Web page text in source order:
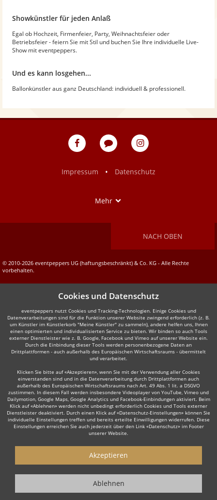
Showkünstler für jeden Anlaß
Egal ob Hochzeit, Firmenfeier, Party, Weihnachtsfeier oder
Betriebsfeier - feiern Sie mit Stil und buchen Sie Ihre individuelle Live-
Show mit eventpeppers.
Und es kann losgehen...
Ballonkünstler aus ganz Deutschland: individuell & professionell.
eventpeppers
Blog
eventpeppers
Impressum
• Datenschutz
Mehr
NACH OBEN
© 2010-2026 eventpeppers UG (haftungsbeschränkt) & Co. KG - Alle Rechte
vorbehalten.
Cookies und Datenschutz
eventpeppers nutzt Cookies und Tracking-Technologien. Einige Cookies und
Datenverarbeitungen sind für die Funktion unserer Website zwingend erforderlich (z. B.
um Künstler im Künstlerkorb "Meine Künstler" zu sammeln), andere helfen uns, Ihnen
einen optimierten und individualisierten Service zu bieten. Wir binden so auch Tools
externer Dienstleister wie z. B. Google, Facebook und Vimeo auf unserer Website ein.
Durch die Einbindung dieser Tools werden personenbezogene Daten an
Drittplattformen - auch außerhalb des Europäischen Wirtschaftsraums - übermittelt
und verarbeitet.
Klicken Sie bitte auf «Akzeptieren», wenn Sie mit der Verwendung aller Cookies
einverstanden sind und in die Datenverarbeitung durch Drittplattformen auch
außerhalb des Europäischen Wirtschaftsraums nach Art. 49 Abs. 1 lit. a DSGVO
zustimmen. In diesem Fall werden insbesondere Videoplayer von YouTube, Vimeo und
Dailymotion, Google Maps, Google Analytics und Facebook-Einbindungen aktiviert. Beim
Klick auf «Ablehnen» werden nicht unbedingt erforderlich Cookies und Tools externer
Dienstleister deaktiviert. Durch einen Klick auf «Datenschutz-Einstellungen» können Sie
individuelle Einstellungen treffen und bereits erteilte Einwilligungen widerrufen. Diese
Einstellungen erreichen Sie auch jederzeit über den Link «Datenschutz» im Footer
unserer Website.
Akzeptieren
Ablehnen